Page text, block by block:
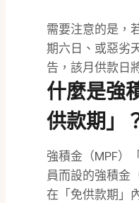
需要注意的是，
期六日、或惡劣
告，該月供款日
什麼是強
供款期」
強積金（MPF）
員而設的強積金
在「免供款期」